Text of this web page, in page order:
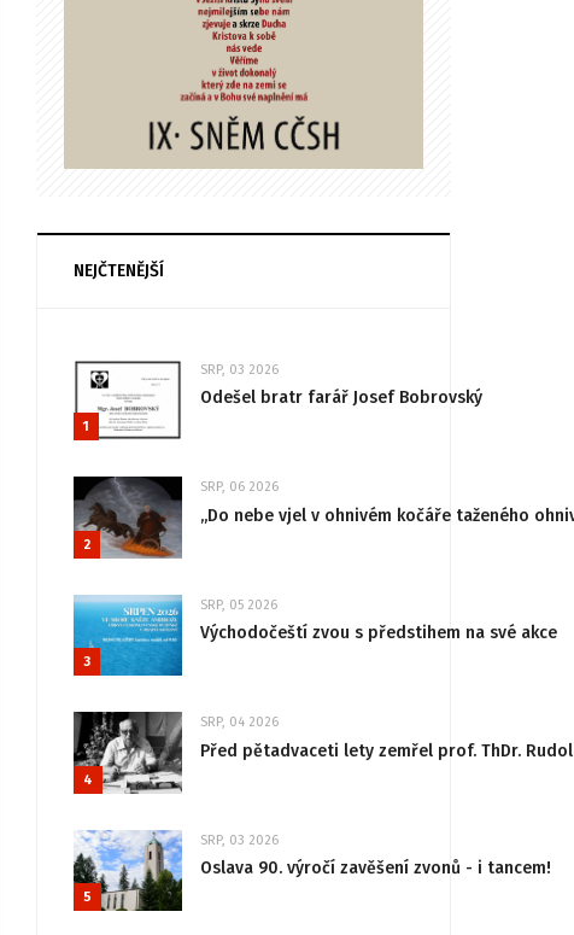
NEJČTENĚJŠÍ
1
SRP, 03 2026
Odešel bratr farář Josef Bobrovský
2
SRP, 06 2026
„Do nebe vjel v ohnivém kočáře taženého
3
SRP, 05 2026
Východočeští zvou s předstihem na své akce
4
SRP, 04 2026
Před pětadvaceti lety zemřel prof. ThDr.
5
SRP, 03 2026
Oslava 90. výročí zavěšení zvonů - i tancem!